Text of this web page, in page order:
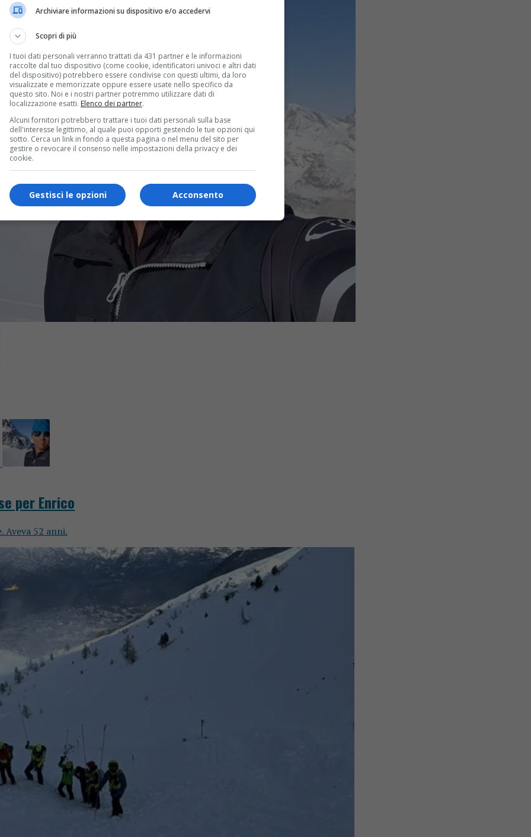
per Enrico
Aveva 52 anni.
Archiviare informazioni su dispositivo e/o accedervi
Scopri di più
I tuoi dati personali verranno trattati da 431 partner e le informazioni
raccolte dal tuo dispositivo (come cookie, identificatori univoci e altri dati
del dispositivo) potrebbero essere condivise con questi ultimi, da loro
visualizzate e memorizzate oppure essere usate nello specifico da
questo sito. Noi e i nostri partner potremmo utilizzare dati di
localizzazione esatti. Elenco dei partner.
Alcuni fornitori potrebbero trattare i tuoi dati personali sulla base
dell'interesse legittimo, al quale puoi opporti gestendo le tue opzioni qui
sotto. Cerca un link in fondo a questa pagina o nel menu del sito per
gestire o revocare il consenso nelle impostazioni della privacy e dei
cookie.
Acconsento
Gestisci le opzioni